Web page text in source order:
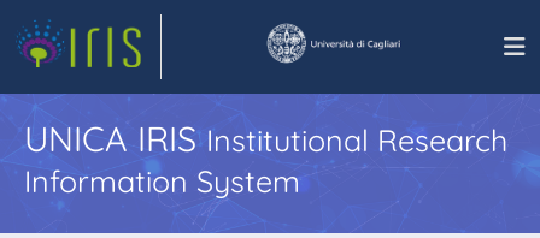
UNICA IRISInstitutional Research
Information System